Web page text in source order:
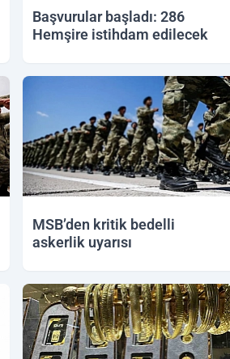
Başvurular başladı: 286
Hemşire istihdam edilecek
MSB’den kritik bedelli
askerlik uyarısı